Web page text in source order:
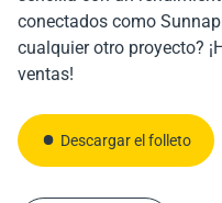
conectados como
cualquier otro proyecto?
ventas!
Descargar el folleto
Contáctenos